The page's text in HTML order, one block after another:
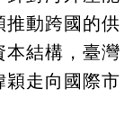
推動跨國的供
本結構，臺灣
穎走向國際市